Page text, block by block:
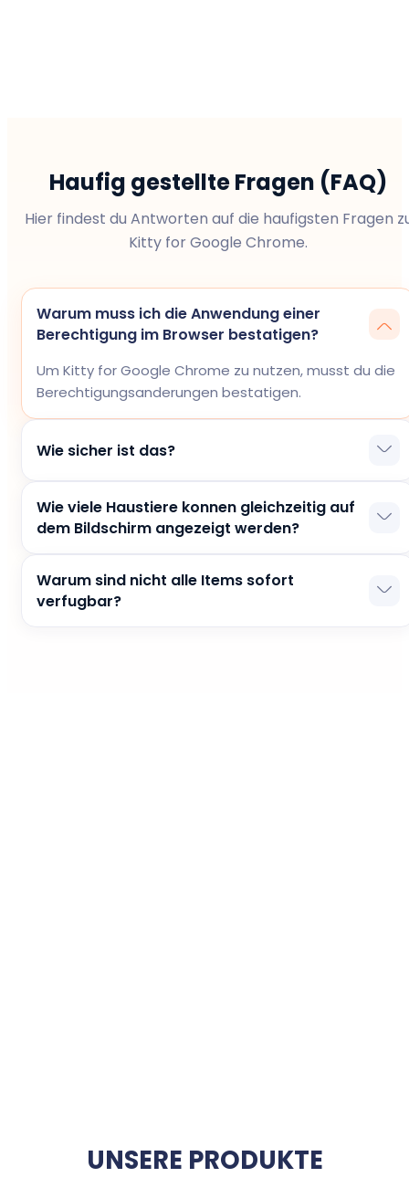
Haufig gestellte Fragen (FAQ)
Hier findest du Antworten auf die haufigsten Fragen
Kitty for Google Chrome.
Warum muss ich die Anwendung einer
Berechtigung im Browser bestatigen?
Um Kitty for Google Chrome zu nutzen, musst du die
Berechtigungsanderungen bestatigen.
Wie sicher ist das?
Google Chrome Store bestanden, was die Sicherheit
bestatigt.
Wie viele Haustiere konnen gleichzeitig auf
dem Bildschirm angezeigt werden?
Warum sind nicht alle Items sofort
verfugbar?
UNSERE PRODUKTE